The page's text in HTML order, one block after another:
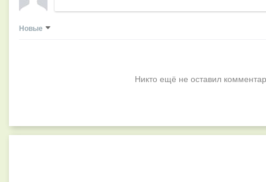
Новые
Никто ещё не оставил